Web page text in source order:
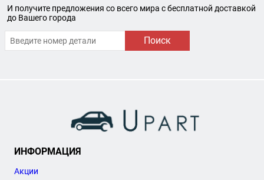
И получите предложения со всего мира с бесплатной доставкой
до Вашего города
Поиск
ИНФОРМАЦИЯ
Акции